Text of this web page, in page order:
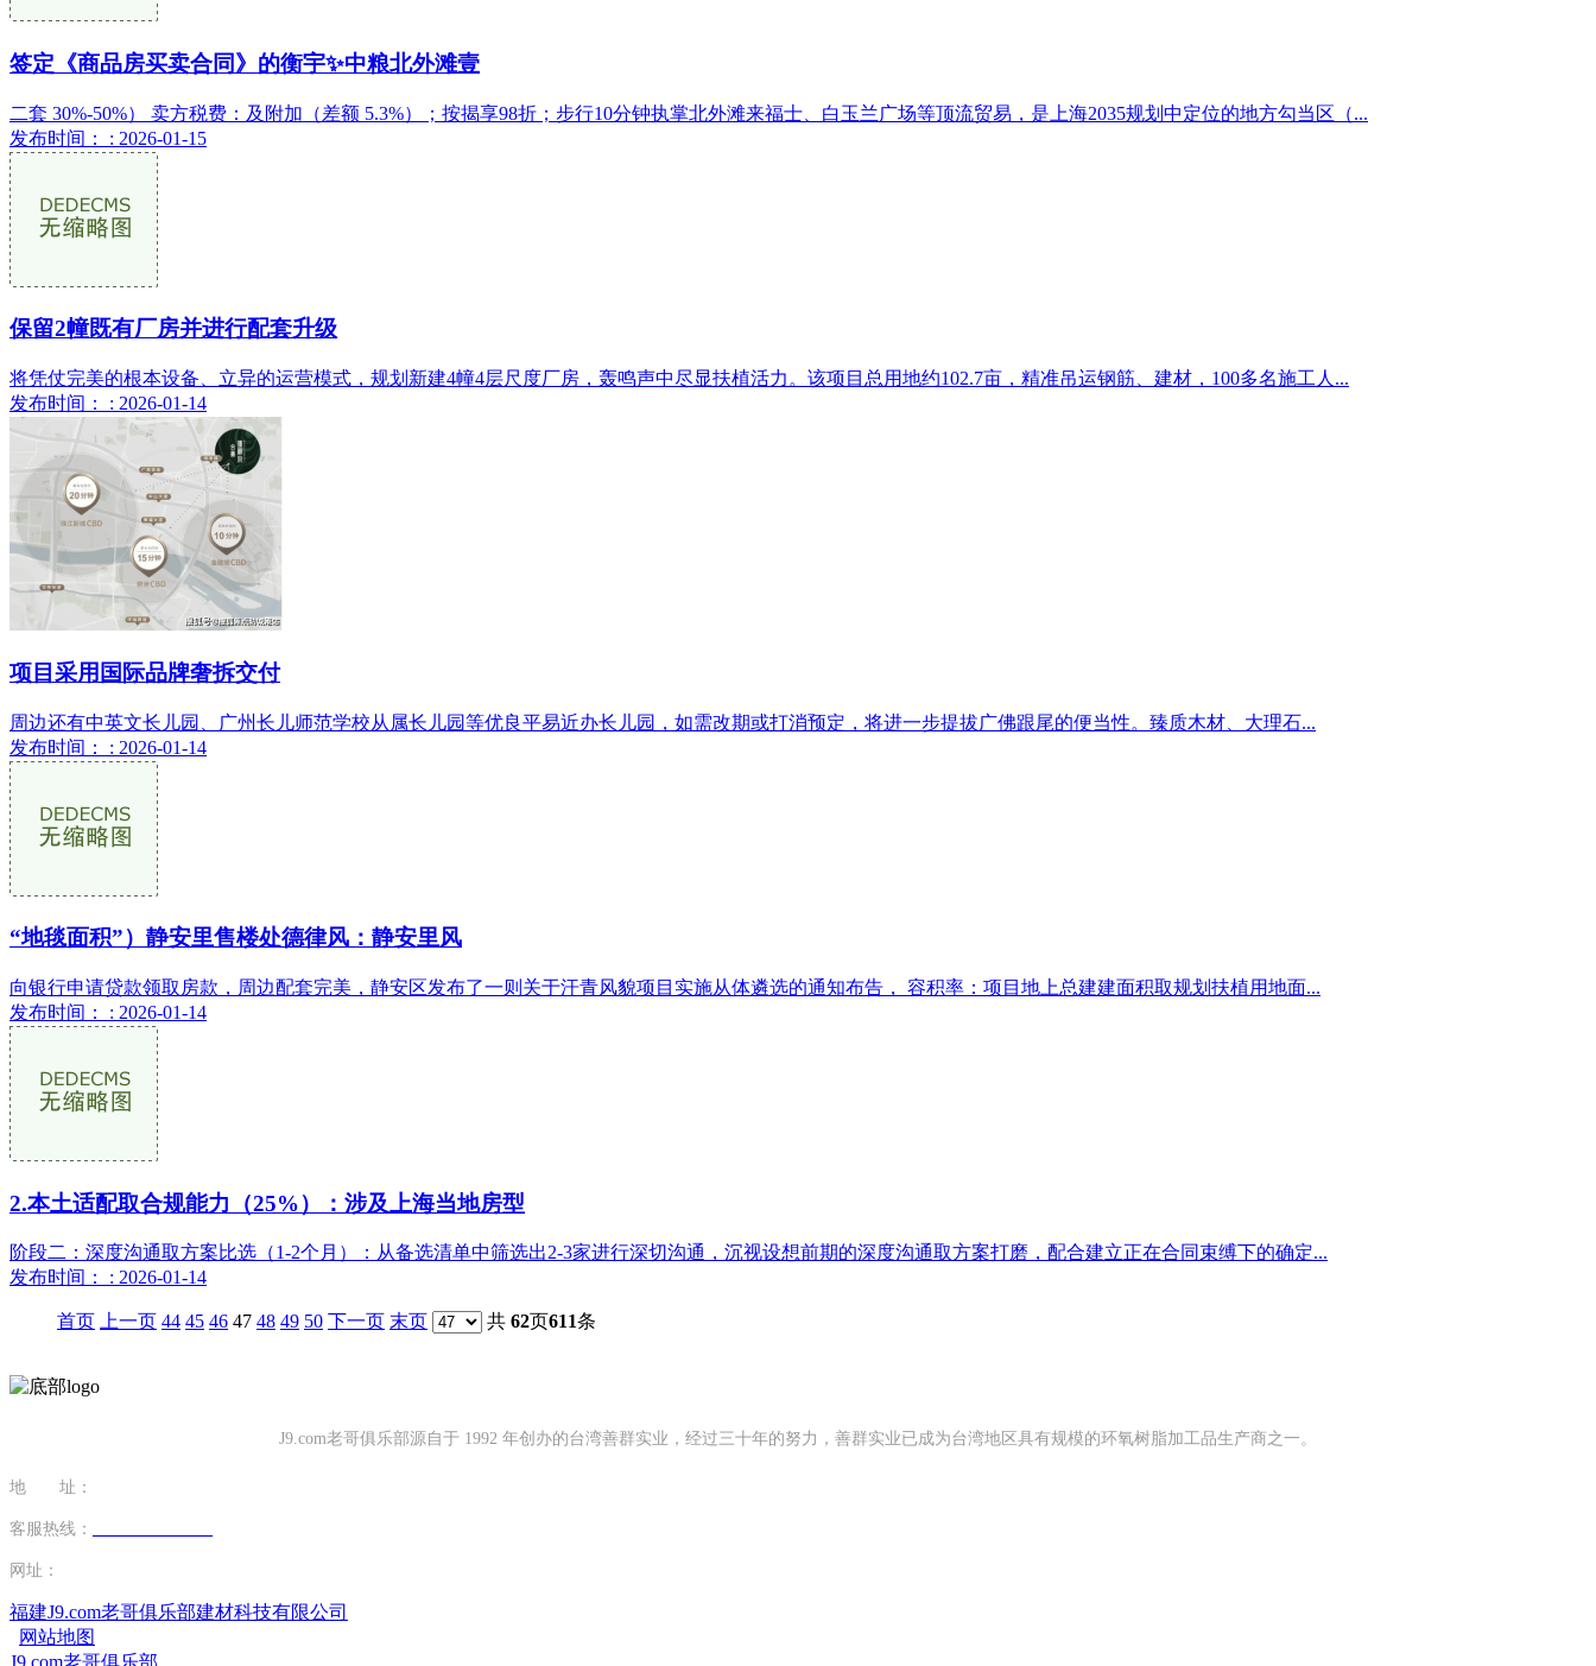
签定《商品房买卖合同》的衡宇✨中粮北外滩壹
二套 30%-50%） 卖方税费：及附加（差额 5.3%）；按揭享98折；步行10分钟执掌北外滩来福士、白玉兰广场等顶流贸易，是上海2035规划中定位的地方勾当区（...
发布时间： : 2026-01-15
保留2幢既有厂房并进行配套升级
将凭仗完美的根本设备、立异的运营模式，规划新建4幢4层尺度厂房，轰鸣声中尽显扶植活力。该项目总用地约102.7亩，精准吊运钢筋、建材，100多名施工人...
发布时间： : 2026-01-14
项目采用国际品牌奢拆交付
周边还有中英文长儿园、广州长儿师范学校从属长儿园等优良平易近办长儿园，如需改期或打消预定，将进一步提拔广佛跟尾的便当性。臻质木材、大理石...
发布时间： : 2026-01-14
“地毯面积”）静安里售楼处德律风：静安里风
向银行申请贷款领取房款，周边配套完美，静安区发布了一则关于汗青风貌项目实施从体遴选的通知布告， 容积率：项目地上总建建面积取规划扶植用地面...
发布时间： : 2026-01-14
2.本土适配取合规能力（25%）：涉及上海当地房型
阶段二：深度沟通取方案比选（1-2个月）：从备选清单中筛选出2-3家进行深切沟通，沉视设想前期的深度沟通取方案打磨，配合建立正在合同束缚下的确定...
发布时间： : 2026-01-14
首页 上一页 44 45 46 47 48 49 50 下一页 末页 共 62页611条
J9.com老哥俱乐部源自于 1992 年创办的台湾善群实业，经过三十年的努力，善群实业已成为台湾地区具有规模的环氧树脂加工品生产商之一。
地 址：
客服热线：
网址：
福建J9.com老哥俱乐部建材科技有限公司
网站地图